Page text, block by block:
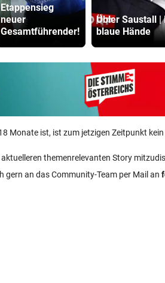
Etappensieg
neuer
Gesamtführender!
Übler Saustall |
blaue Hände
Monate ist, ist zum jetzigen Zeitpunkt
aktuelleren themenrelevanten Story
gern an das Community-Team per Mail an